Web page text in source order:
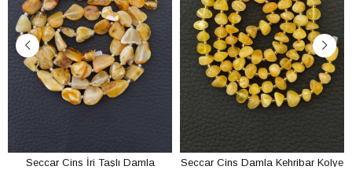
Seccar Cins İri Taşlı Damla
Seccar Cins Damla Kehribar Kolye